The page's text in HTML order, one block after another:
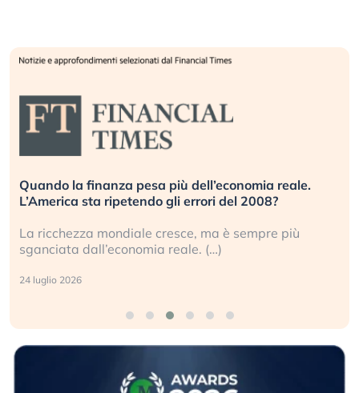
Quando la finanza pesa più dell’economia reale.
L’America sta ripetendo gli errori del 2008?
La ricchezza mondiale cresce, ma è sempre più
sganciata dall’economia reale. (…)
24 luglio 2026